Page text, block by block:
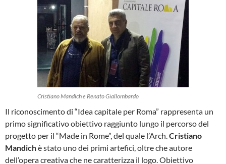
Cristiano Mandich e Renato Giallombardo
Il riconoscimento di “Idea capitale per Roma” rappresenta un
primo significativo obiettivo raggiunto lungo il percorso del
progetto per il “Made in Rome”, del quale l’Arch.Cristiano
Mandichè stato uno dei primi artefici, oltre che autore
dell’opera creativa che ne caratterizza il logo. Obiettivo